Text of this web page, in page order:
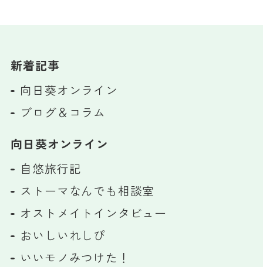
新着記事
向日葵オンライン
ブログ＆コラム
向日葵オンライン
自悠旅行記
ストーマなんでも相談室
オストメイトインタビュー
おいしいれしぴ
いいモノみつけた！